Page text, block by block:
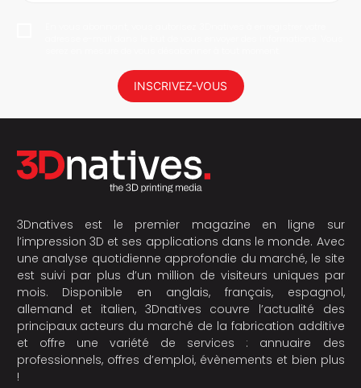
INSCRIVEZ-VOUS
3Dnatives est le premier magazine en ligne sur
l’impression 3D et ses applications dans le monde. Avec
une analyse quotidienne approfondie du marché, le site
est suivi par plus d’un million de visiteurs uniques par
mois. Disponible en anglais, français, espagnol,
allemand et italien, 3Dnatives couvre l’actualité des
principaux acteurs du marché de la fabrication additive
et offre une variété de services : annuaire des
professionnels, offres d’emploi, évènements et bien plus
!